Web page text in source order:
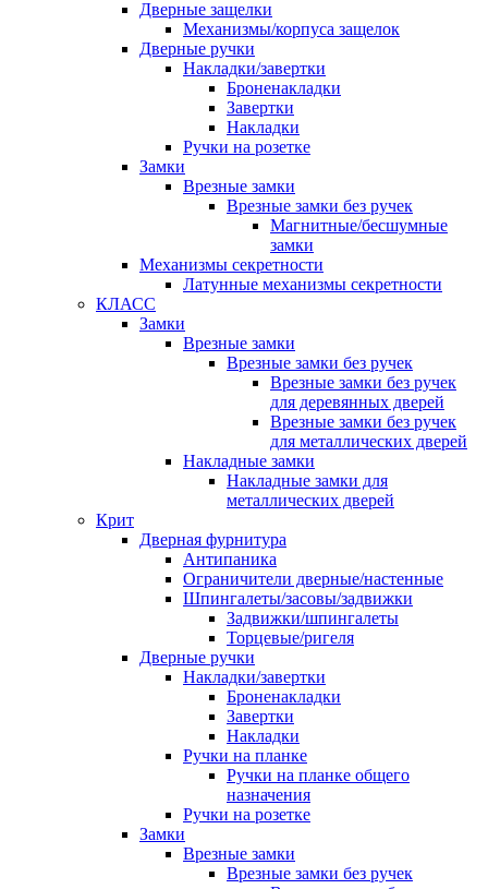
Дверные защелки
Механизмы/корпуса защелок
Дверные ручки
Накладки/завертки
Броненакладки
Завертки
Накладки
Ручки на розетке
Замки
Врезные замки
Врезные замки без ручек
Магнитные/бесшумные
замки
Механизмы секретности
Латунные механизмы секретности
КЛАСС
Замки
Врезные замки
Врезные замки без ручек
Врезные замки без ручек
для деревянных дверей
Врезные замки без ручек
для металлических дверей
Накладные замки
Накладные замки для
металлических дверей
Крит
Дверная фурнитура
Антипаника
Ограничители дверные/настенные
Шпингалеты/засовы/задвижки
Задвижки/шпингалеты
Торцевые/ригеля
Дверные ручки
Накладки/завертки
Броненакладки
Завертки
Накладки
Ручки на планке
Ручки на планке общего
назначения
Ручки на розетке
Замки
Врезные замки
Врезные замки без ручек